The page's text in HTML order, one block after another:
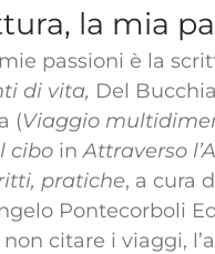
la mia
passioni è la
di vita, Del
(Viaggio
cibo inAttraverso
pratiche, a cura
Pontecorboli
citare i viaggi,